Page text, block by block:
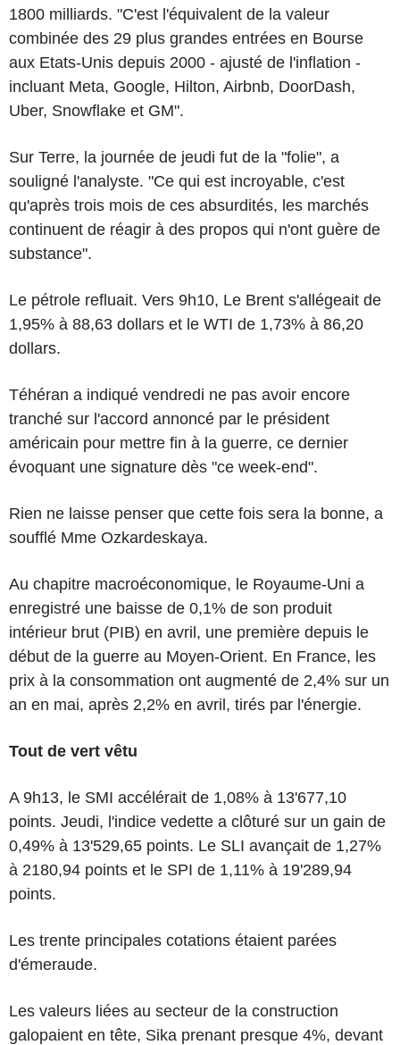
1800 milliards. "C'est l'équivalent de la valeur
combinée des 29 plus grandes entrées en Bourse
aux Etats-Unis depuis 2000 - ajusté de l'inflation -
incluant Meta, Google, Hilton, Airbnb, DoorDash,
Uber, Snowflake et GM".
Sur Terre, la journée de jeudi fut de la "folie", a
souligné l'analyste. "Ce qui est incroyable, c'est
qu'après trois mois de ces absurdités, les marchés
continuent de réagir à des propos qui n'ont guère de
substance".
Le pétrole refluait. Vers 9h10, Le Brent s'allégeait de
1,95% à 88,63 dollars et le WTI de 1,73% à 86,20
dollars.
Téhéran a indiqué vendredi ne pas avoir encore
tranché sur l'accord annoncé par le président
américain pour mettre fin à la guerre, ce dernier
évoquant une signature dès "ce week-end".
Rien ne laisse penser que cette fois sera la bonne, a
soufflé Mme Ozkardeskaya.
Au chapitre macroéconomique, le Royaume-Uni a
enregistré une baisse de 0,1% de son produit
intérieur brut (PIB) en avril, une première depuis le
début de la guerre au Moyen-Orient. En France, les
prix à la consommation ont augmenté de 2,4% sur un
an en mai, après 2,2% en avril, tirés par l'énergie.
Tout de vert vêtu
A 9h13, le SMI accélérait de 1,08% à 13'677,10
points. Jeudi, l'indice vedette a clôturé sur un gain de
0,49% à 13'529,65 points. Le SLI avançait de 1,27%
à 2180,94 points et le SPI de 1,11% à 19'289,94
points.
Les trente principales cotations étaient parées
d'émeraude.
Les valeurs liées au secteur de la construction
galopaient en tête, Sika prenant presque 4%, devant